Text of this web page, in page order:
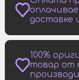
доставке
100%
товар от